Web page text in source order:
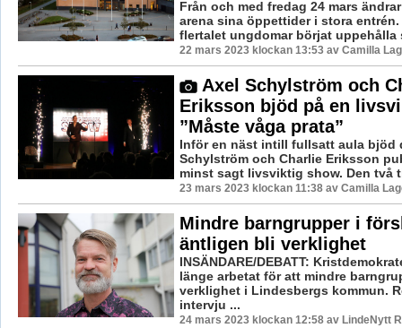
Från och med fredag 24 mars
arena sina öppettider i stora
flertalet ungdomar börjat uppehålla
22 mars 2023 klockan 13:53 av Camilla
Axel Schylström och
Eriksson bjöd på en
”Måste våga prata”
Inför en näst intill fullsatt aula bjöd
Schylström och Charlie Eriksson
minst sagt livsviktig show. Den två
23 mars 2023 klockan 11:38 av Camilla
Mindre barngrupper i
äntligen bli verklighet
INSÄNDARE/DEBATT:
länge arbetat för att mindre
verklighet i Lindesbergs kommun.
intervju ...
24 mars 2023 klockan 12:58 av LindeNytt